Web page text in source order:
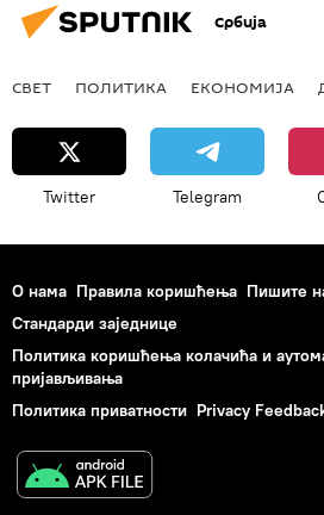
Србија
СВЕТ ПОЛИТИКА ЕКОНОМИЈА
Twitter Telegram
О нама Правила коришћења Пишите
Стандарди заједнице
Политика коришћења колачића и
пријављивања
Политика приватности Privacy